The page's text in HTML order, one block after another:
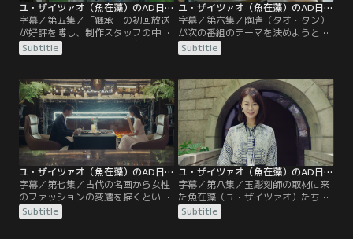
ユ・ザイツァオ（魚在藻）のAD日記 第05話／字幕
字幕／第五集／「継承」の初回放送
が好評を博し、制作スタッフの中で
お祝いムードが漂う中、魚在藻
（ユ・ザイツァオ）と袁迦瑩（ユエ
案に闘志を燃やす。一方、陶唐（タ
オ・タン）は、曲がったことが嫌い
な魚在藻（ユ・ザイツァオ）が感情
的になって問題行動を起こし、会社
を去ることになるのではないかと気
が気ではない。
Subtitle
ユ・ザイツァオ（魚在藻）のAD日記 第06話／字幕
字幕／第六集／陶唐（タオ・タン）
が次の番組のテーマを決めようと魚
在藻（ユ・ザイツァオ）に電話をか
けると、ちょうど魚在藻（ユ・ザイ
ストーカーともみ合っているところ
だった。陶唐（タオ・タン）が慌て
て会社に駆けつけ事なきを得るが、
社長は魚在藻（ユ・ザイツァオ）に
「通報もせず犯人に立ち向かうなん
てどうかしている」と責める。
Subtitle
ユ・ザイツァオ（魚在藻）のAD日記 第07話／字幕
字幕／第七集／古代の名画から女性
のファッションの変遷を描くという
企画で袁迦瑩（ユエン・ジアイン）
に勝利した魚在藻（ユ・ザイツァ
Subtitle
ユ・ザイツァオ（魚在藻）のAD日記 第08話／字幕
字幕／第八集／玉彫刻師の取材に来
た魚在藻（ユ・ザイツァオ）たちB
チームだったが、「文化財物語」の
プロデューサー方チュエン（ファ
Subtitle